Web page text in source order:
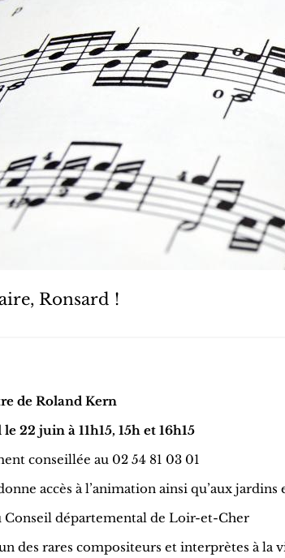
Ronsard !
de Roland Kern
22 juin à 11h15, 15h et 16h15
conseillée au 02 54 81 03 01
accès à l’animation ainsi qu’aux
Conseil départemental de Loir-et-Cher
des rares compositeurs et interprètes à la